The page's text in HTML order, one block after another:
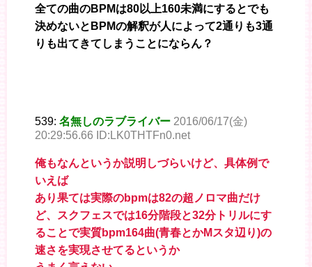
全ての曲のBPMは80以上160未満にするとでも
決めないとBPMの解釈が人によって2通りも3通
りも出てきてしまうことにならん？
539: 名無しのラブライバー 2016/06/17(金)
20:29:56.66 ID:LK0THTFn0.net
俺もなんというか説明しづらいけど、具体例で
いえば
あり果ては実際のbpmは82の超ノロマ曲だけ
ど、スクフェスでは16分階段と32分トリルにす
ることで実質bpm164曲(青春とかMスタ辺り)の
速さを実現させてるというか